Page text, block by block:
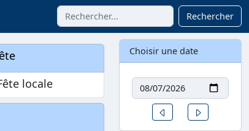
Rechercher
locale
Choisir une date
Date
Un jour avant